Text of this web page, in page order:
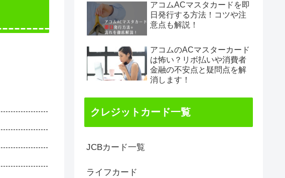
アコムACマスタカードを即
日発行する方法！コツや注
意点も解説！
アコムのACマスターカード
は怖い？リボ払いや消費者
金融の不安点と疑問点を解
消します！
クレジットカード一覧
JCBカード一覧
ライフカード